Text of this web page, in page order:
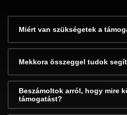
Miért van szükségetek a
Mekkora összeggel tudok
Beszámoltok arról, hogy mire
támogatást?